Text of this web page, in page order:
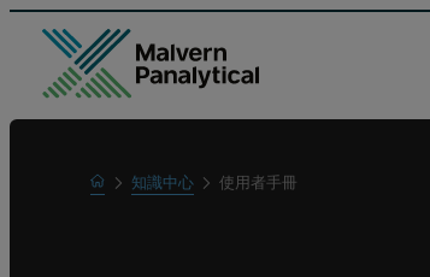
Home
瞭解更多
知識中心 使用者手冊